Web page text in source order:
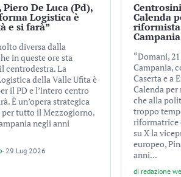
De Luca (Pd),
Logistica è
e si farà”
diversa dalla
in queste ore sta
centrodestra. La
della Valle Ufita è
il PD e l’intero centro
È un’opera strategica
per tutto il Mezzogiorno.
negli anni
- 29 Lug 2026
Calenda
Campania
“Domani,
Campania,
Caserta e a
Calenda
che alla
troppo
riformatrice
su X la
europeo,
anni...
di redazione